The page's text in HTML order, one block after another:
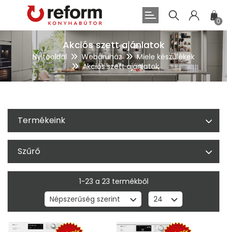
0
Akciós szett ajánlatok
Nyitóoldal Webáruház
Miele készülékek
Akciós szett ajánlatok
Termékeink
Szűrő
1-23 a 23 termékből